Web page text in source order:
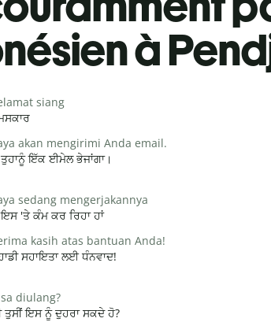
à
siang
akan mengirimi Anda email.
ਇੱਕ ਈਮੇਲ ਭੇਜਾਂਗਾ।
sedang mengerjakannya
'ਤੇ ਕੰਮ ਕਰ ਰਿਹਾ ਹਾਂ
kasih atas bantuan Anda!
ਸਹਾਇਤਾ ਲਈ ਧੰਨਵਾਦ!
diulang?
ਤੁਸੀਂ ਇਸ ਨੂੰ ਦੁਹਰਾ ਸਕਦੇ ਹੋ?